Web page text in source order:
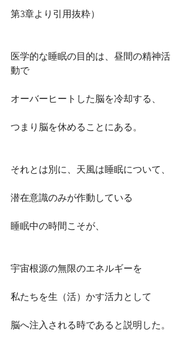
第3章より引用抜粋）
医学的な睡眠の目的は、昼間の精神活
動で
オーバーヒートした脳を冷却する、
つまり脳を休めることにある。
それとは別に、天風は睡眠について、
潜在意識のみが作動している
睡眠中の時間こそが、
宇宙根源の無限のエネルギーを
私たちを生（活）かす活力として
脳へ注入される時であると説明した。